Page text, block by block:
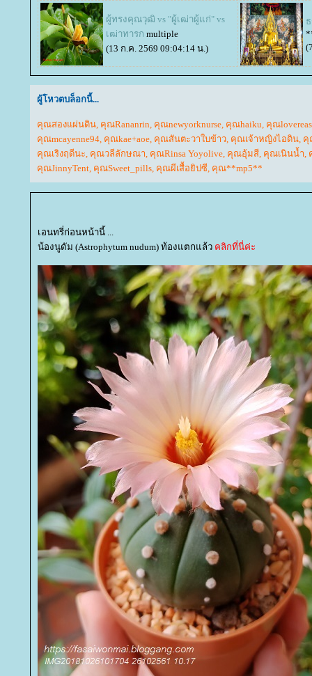
ผู้ทรงคุณวุฒิ vs "ผู้เฒ่าผู้แก่" vs
เฒ่าทารก multiple
(13 ก.ค. 2569 09:04:14 น.)
ผู้โหวตบล็อกนี้...
คุณสองแผ่นดิน, คุณRananrin, คุณnewyorknurse, คุณhaiku, คุณ
คุณmcayenne94, คุณkae+aoe, คุณสันตะวาใบข้าว, คุณเจ้าหญิงไอดิน, คุ
คุณเริงฤดีนะ, คุณวลีลักษณา, คุณRinsa Yoyolive, คุณอุ้มสี, คุณเนินน้ำ,
คุณJinnyTent, คุณSweet_pills, คุณผีเสื้อยิปซี, คุณ**mp5**
เอนทรี่ก่อนหน้านี้ ...
น้องนูดัม (Astrophytum nudum) ท้องแตกแล้ว คลิกที่นี่ค่ะ